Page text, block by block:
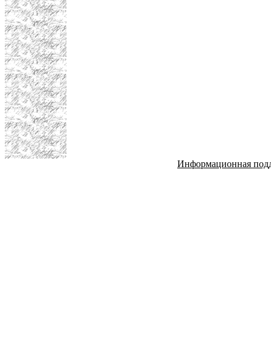
Информационная